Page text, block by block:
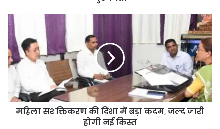
महिला सशक्तिकरण की दिशा में बड़ा कदम, जल्द जारी
होगी नई किस्त